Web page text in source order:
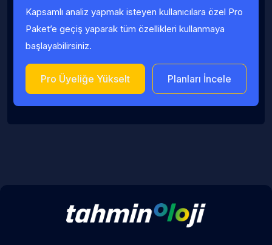
Kapsamlı analiz yapmak isteyen kullanıcılara özel Pro
Paket’e geçiş yaparak tüm özellikleri kullanmaya
başlayabilirsiniz.
Pro Üyeliğe Yükselt Planları İncele